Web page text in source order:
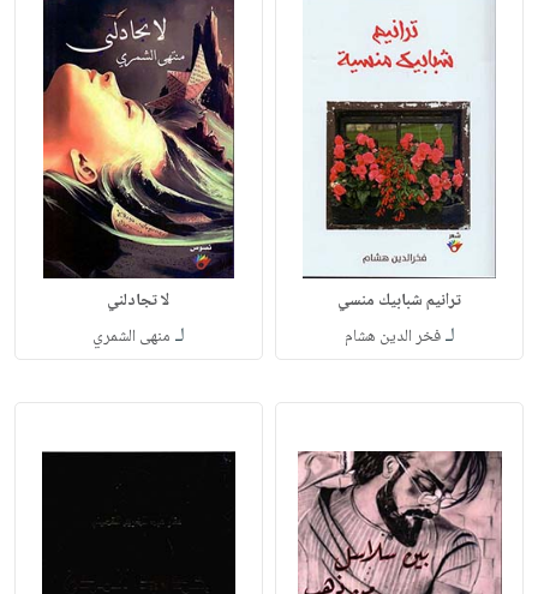
ترانيم شبابيك منسي
لـفخر الدين هشام
لا تجادلني
لـ منهى الشمري